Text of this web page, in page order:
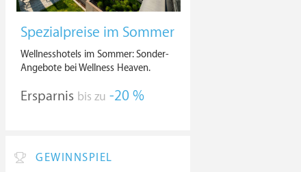
Spezialpreise im Sommer
Wellnesshotels im Sommer: Sonder-
Angebote bei Wellness Heaven.
Ersparnis bis zu -20 %
GEWINNSPIEL